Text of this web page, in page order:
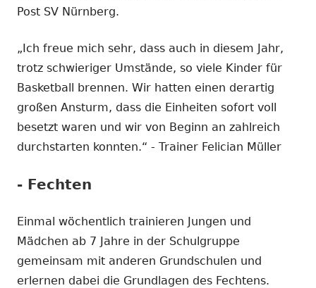
Post SV Nürnberg.
„Ich freue mich sehr, dass auch in diesem Jahr,
trotz schwieriger Umstände, so viele Kinder für
Basketball brennen. Wir hatten einen derartig
großen Ansturm, dass die Einheiten sofort voll
besetzt waren und wir von Beginn an zahlreich
durchstarten konnten.“ - Trainer Felician Müller
- Fechten
Einmal wöchentlich trainieren Jungen und
Mädchen ab 7 Jahre in der Schulgruppe
gemeinsam mit anderen Grundschulen und
erlernen dabei die Grundlagen des Fechtens.